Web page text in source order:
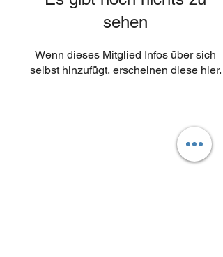
sehen
Wenn dieses Mitglied Infos über sich
selbst hinzufügt, erscheinen diese hier.